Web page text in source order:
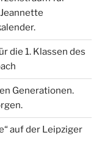
die 1. Klassen des
Generationen.
auf der Leipziger